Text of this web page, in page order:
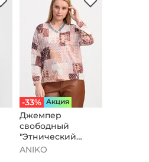
-33% Aкция
Джемпер
свободный
"Этнический
рисунок",
ANIKO